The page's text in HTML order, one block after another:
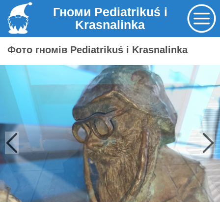
Гноми Pediatrikuś i
Krasnalinka
Фото гномів Pediatrikuś i Krasnalinka